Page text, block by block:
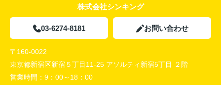
株式会社シンキング
03-6274-8181 お問い合わせ
〒160-0022
東京都新宿区新宿５丁目11-25 アソルティ新宿5丁目 ２階
営業時間： 9：00～18：00